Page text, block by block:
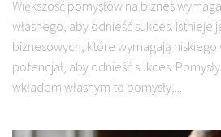
Większość pomysłów na biznes
własnego, aby odnieść sukces. Istnieje
biznesowych, które wymagają niskiego
potencjał, aby odnieść sukces.
wkładem własnym to pomysły,...